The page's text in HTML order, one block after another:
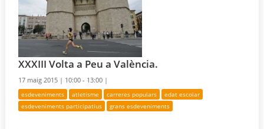
XXXIII Volta a Peu a València.
17 maig 2015 | 10:00 - 13:00 |
esdeveniments atletisme carreres populars
edat escolar
esdeveniments participatius
grans esdeveniments